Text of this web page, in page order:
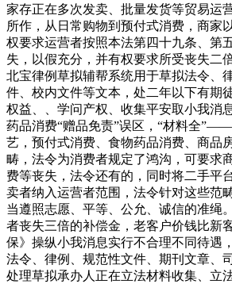
家存正在多次发卖、批量发货等贸易运
所作，从日常购物到预付式消费，商家
权要求运营者按照本法第四十九条、第
失，以假充分，并有权要求所受丧失二
北宝律例草拟辅帮系统用于草拟法令、
件、校内文件等文本，处二年以下有期
权益、、学问产权、收集平安取小我消
药品消费“赠品免责”误区，“材料全
艺，预付式消费、食物药品消费、商品
畴，法令为消费者规定了鸿沟，可要求
费等丧失，法令还有的，同时将二手平
卖者纳入运营者范围，法令针对这些范
当遵照志愿、平等、公允、诚信的准绳
者丧失三倍的补偿金，老客户价钱比新
保》操纵小我消息实行不合理不同待遇
法令、律例、规范性文件、期刊文章、
处理草拟承办人正在立法材料收集、立